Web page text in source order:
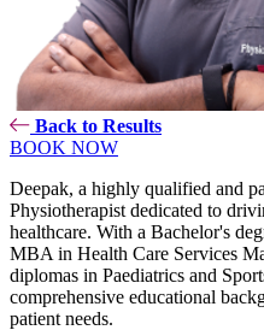
Back to Results
BOOK NOW
Deepak, a highly qualified and
Physiotherapist dedicated to
healthcare. With a Bachelor's
MBA in Health Care Services
diplomas in Paediatrics and
comprehensive educational
patient needs.